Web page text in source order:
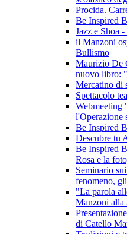
Procida.
Be Inspired
Jazz e Shoa
il Manzoni
Bullismo
Maurizio De
nuovo libro:
Mercatino di
Spettacolo
Webmeeting
l'Operazione
Be Inspired
Descubre tu
Be Inspired
Rosa e la
Seminario
fenomeno,
"La parola
Manzoni alla
di Catello